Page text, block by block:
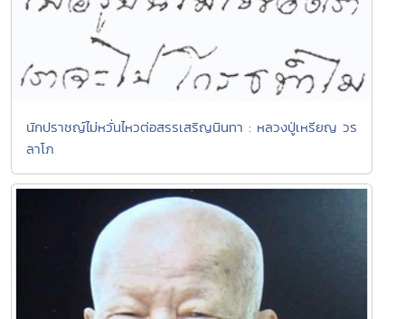
นักปราชญ์ไม่หวั่นไหวต่อสรรเสริญนินทา : หลวงปู่เหรียญ วร
ลาโภ